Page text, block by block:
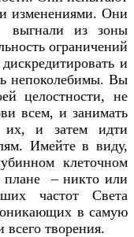
изменениями. Они
выгнали из зоны
ограничений
и
непоколебимы. Вы
целостности, не
всем, и занимать
их, и затем идти
Имейте в виду,
клеточном
плане – никто или
частот Света
в самую
всего творения.